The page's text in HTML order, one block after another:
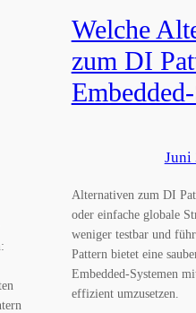
Welche
zum DI
Juni
Alternativen zum DI
oder einfache globale
weniger testbar und
Pattern bietet eine
Embedded-Systemen
effizient umzusetzen.